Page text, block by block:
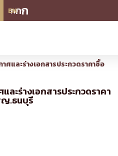
กกก
EN
ศและร่างเอกสารประกวดราคาซื้อ
ละร่างเอกสารประกวดราคา
.ธนบุรี